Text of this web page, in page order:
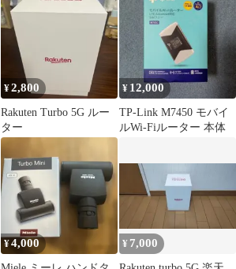
¥2,800
Rakuten Turbo 5G ルー
ター
¥ 12,000
TP-Link M7450 モバイ
ルWi-Fiルーター 本体
¥4,000 ¥ 7,000